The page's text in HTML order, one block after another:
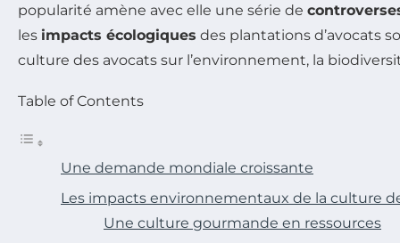
popularité amène avec elle une série de
les impacts écologiques des plantations d’avocats
culture des avocats sur l’environnement, la
Table of Contents
Une demande mondiale croissante
Les impacts environnementaux de la culture
Une culture gourmande en ressources